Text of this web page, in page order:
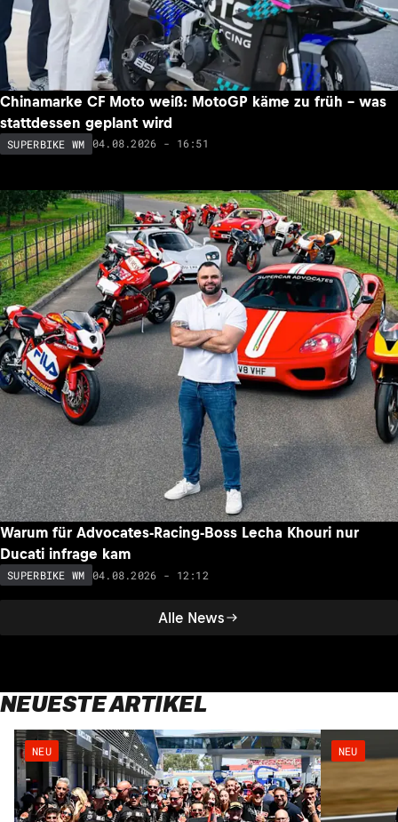
Alle News
Chinamarke CF Moto weiß: MotoGP käme zu früh – was
stattdessen geplant wird
SUPERBIKE WM 04.08.2026 - 16:51
Warum für Advocates-Racing-Boss Lecha Khouri nur
Ducati infrage kam
SUPERBIKE WM 04.08.2026 - 12:12
NEUESTE ARTIKEL
NEU NEU